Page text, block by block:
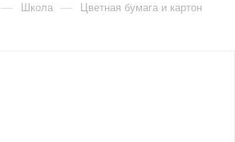
— Школа — Цветная бумага и картон